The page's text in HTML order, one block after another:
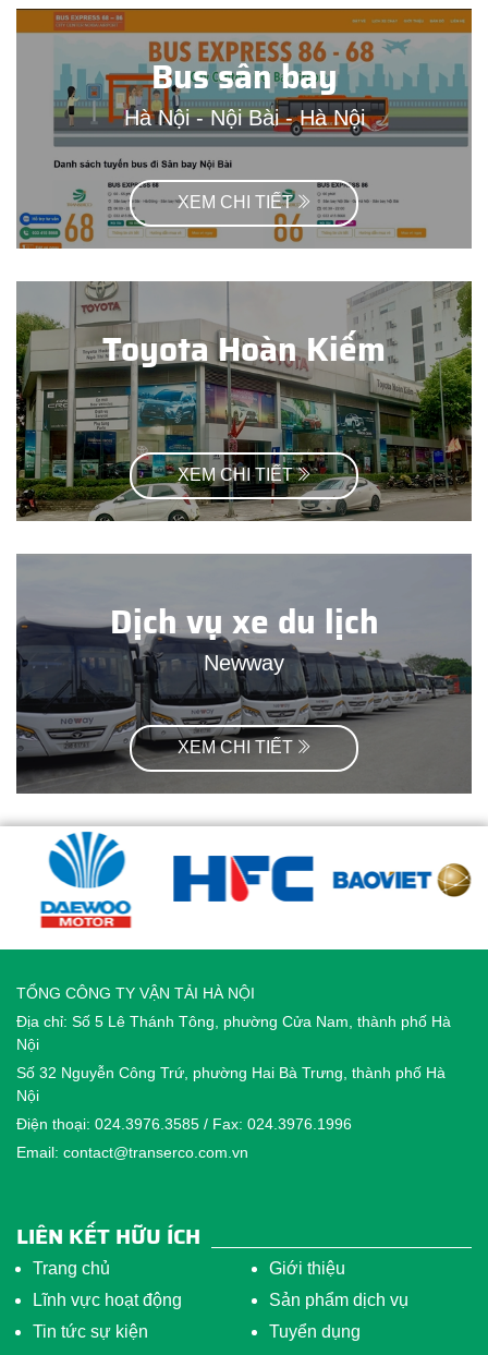
Bus sân bay
Hà Nội - Nội Bài - Hà Nội
XEM CHI TIẾT
Toyota Hoàn Kiếm
XEM CHI TIẾT
Dịch vụ xe du lịch
Newway
XEM CHI TIẾT
TỔNG CÔNG TY VẬN TẢI HÀ NỘI
Địa chỉ: Số 5 Lê Thánh Tông, phường Cửa Nam, thành phố Hà
Nội
Số 32 Nguyễn Công Trứ, phường Hai Bà Trưng, thành phố Hà
Nội
Điện thoại: 024.3976.3585 / Fax: 024.3976.1996
Email: contact@transerco.com.vn
LIÊN KẾT HỮU ÍCH
Trang chủ
Giới thiệu
Lĩnh vực hoạt động
Sản phẩm dịch vụ
Tin tức sự kiện
Tuyển dụng